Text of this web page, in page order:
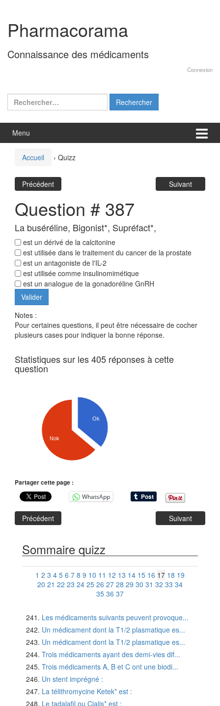
contenu
menu
principal
Pharmacorama
Connaissance des médicaments
Connexion
Rechercher :
Menu
Accueil › Quizz
Précédent Suivant
Question # 387
La buséréline, Bigonist*, Supréfact*,
est un dérivé de la calcitonine
est utilisée dans le traitement du cancer de la prostate
est un antagoniste de l'IL-2
est utilisée comme insulinomimétique
est un analogue de la gonadoréline GnRH
Notes :
Pour certaines questions, il peut être nécessaire de cocher
plusieurs cases pour indiquer la bonne réponse.
Statistiques sur les 405 réponses à cette
question
Ok
Nok
Partager cette page :
WhatsApp
Précédent Suivant
Sommaire quizz
1 2 3 4 5 6 7 8 9 10 11 12 13 14 15 16 17 18 19
20 21 22 23 24 25 26 27 28 29 30 31 32 33 34
35 36 37
Les médicaments suivants peuvent provoque...
Un médicament dont la T1/2 plasmatique es...
Un médicament dont la T1/2 plasmatique es...
Trois médicaments ayant des demi-vies dif...
Trois médicaments A, B et C ont une biodi...
Un stent imprégné :
La télithromycine Ketek* est :
Le tadalafil ou Cialis* est :